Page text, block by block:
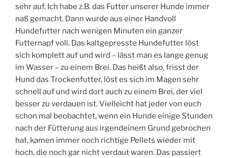
sehr auf. Ich habe z.B. das Futter unserer Hunde immer
naß gemacht. Dann wurde aus einer Handvoll
Hundefutter nach wenigen Minuten ein ganzer
Futternapf voll. Das kaltgepresste Hundefutter löst
sich komplett auf und wird – lässt man es lange genug
im Wasser – zu einem Brei. Das heißt also, frisst der
Hund das Trockenfutter, löst es sich im Magen sehr
schnell auf und wird dort auch zu einem Brei, der viel
besser zu verdauen ist. Vielleicht hat jeder von euch
schon mal beobachtet, wenn ein Hunde einige Stunden
nach der Fütterung aus irgendeinem Grund gebrochen
hat, kamen immer noch richtige Pellets wieder mit
hoch, die noch gar nicht verdaut waren. Das passiert